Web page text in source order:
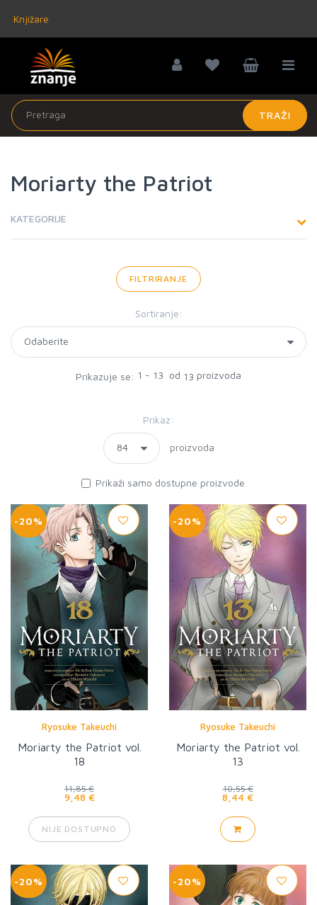
Knjižare
TRAŽI
Moriarty the Patriot
KATEGORIJE
FILTRIRANJE
Sortiranje:
Prikazuje se: 1 - 13 od 13 proizvoda
Prikaz:
proizvoda
Prikaži samo dostupne proizvode
-20%
Ryosuke Takeuchi
Moriarty the Patriot vol.
18
11,85 €
9,48 €
NIJE DOSTUPNO
-20%
Ryosuke Takeuchi
Moriarty the Patriot vol.
13
10,55 €
8,44 €
-20% -20%